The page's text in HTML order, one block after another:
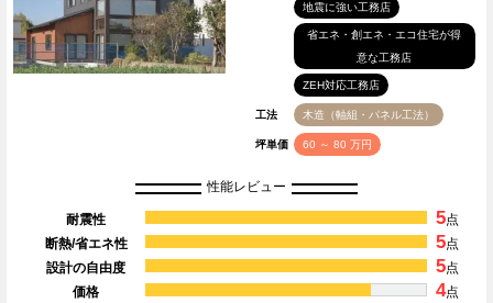
地震に強い工務店
省エネ・創エネ・エコ住宅が得
意な工務店
ZEH対応工務店
工法 木造（軸組・パネル工法）
坪単価 60 ～ 80 万円
性能レビュー
耐震性 5点
断熱/省エネ性
5点
設計の自由度
5点
価格
4点